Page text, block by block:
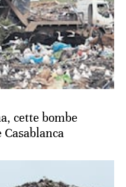
cette bombe